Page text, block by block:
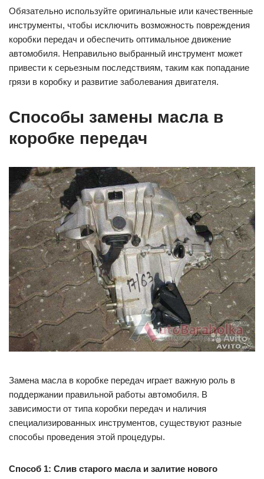
Обязательно используйте оригинальные или качественные
инструменты, чтобы исключить возможность повреждения
коробки передач и обеспечить оптимальное движение
автомобиля. Неправильно выбранный инструмент может
привести к серьезным последствиям, таким как попадание
грязи в коробку и развитие заболевания двигателя.
Способы замены масла в
коробке передач
Замена масла в коробке передач играет важную роль в
поддержании правильной работы автомобиля. В
зависимости от типа коробки передач и наличия
специализированных инструментов, существуют разные
способы проведения этой процедуры.
Способ 1: Слив старого масла и залитие нового